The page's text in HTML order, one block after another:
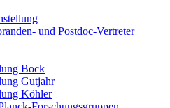
und Postdoc-Vertreter
Bock
Gutjahr
Köhler